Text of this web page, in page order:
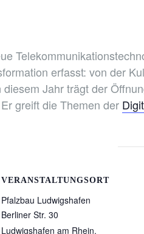
erfasst: von der
Jahr trägt der
greift die Themen der
VERANSTALTUNGSORT
Pfalzbau Ludwigshafen
Berliner Str. 30
Ludwigshafen am Rhein,